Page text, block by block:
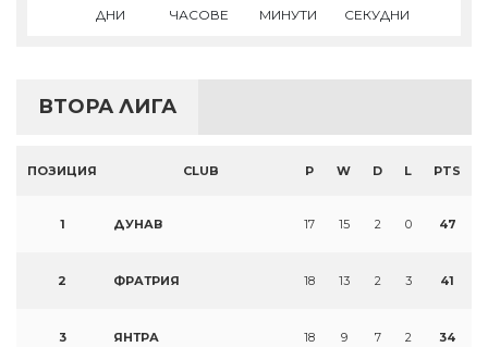
ДНИ ЧАСОВЕ МИНУТИ СЕКУДНИ
ВТОРА ЛИГА
ПОЗИЦИЯ CLUB P W D L PTS
1 ДУНАВ 17 15 2 0 47
2 ФРАТРИЯ 18 13 2 3 41
3 ЯНТРА 18 9 7 2 34